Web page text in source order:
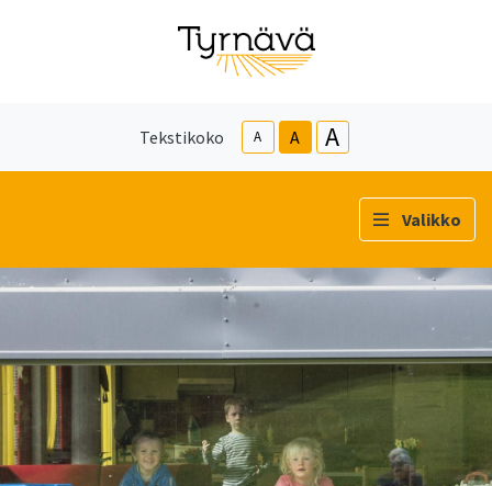
Tekstikoko A A A
Valikko